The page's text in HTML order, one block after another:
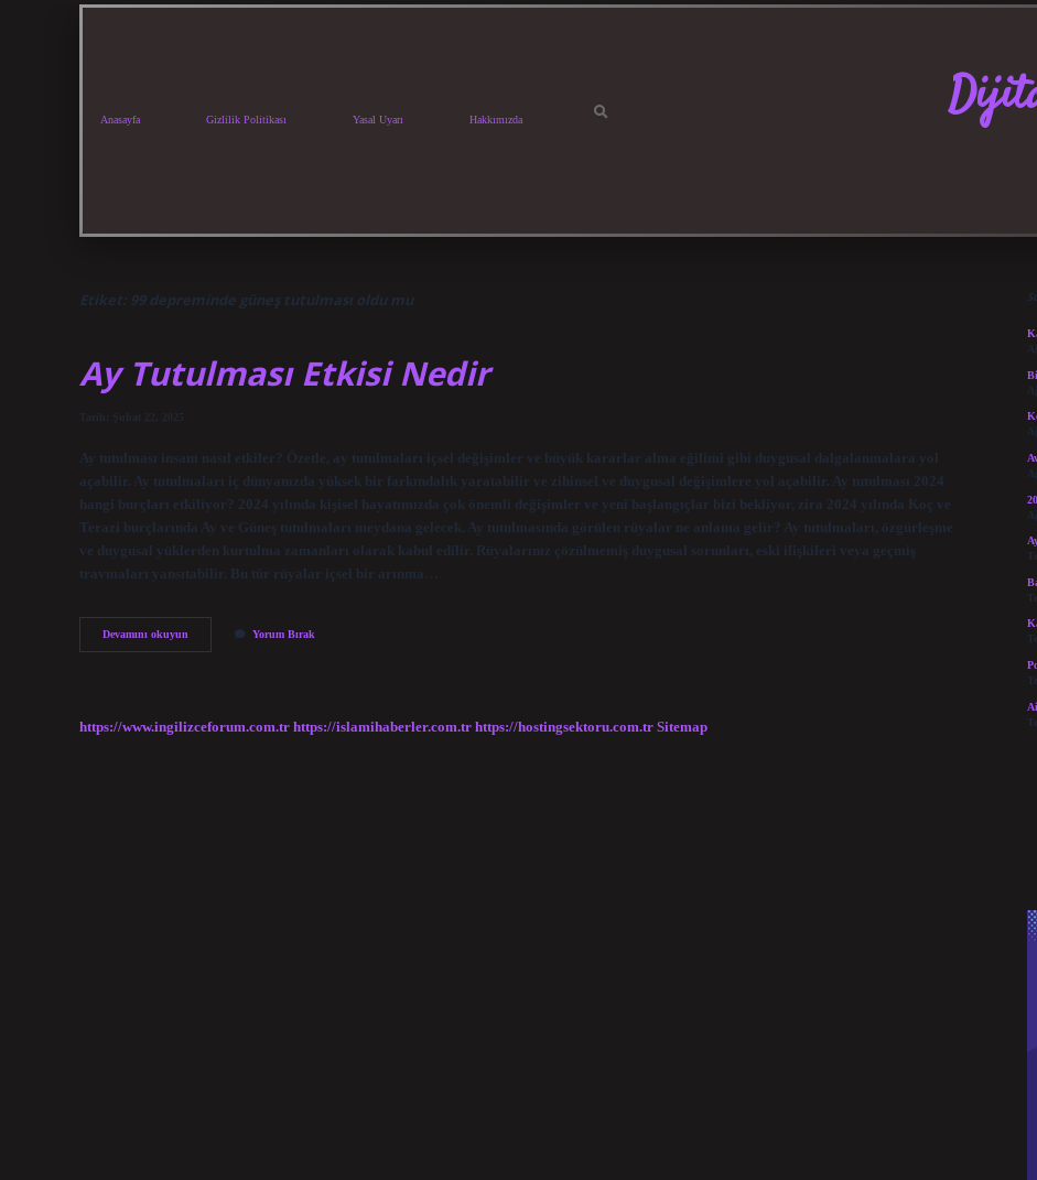
Anasayfa Gizlilik Politikası Yasal Uyarı Hakkımızda
Etiket: 99 depreminde güneş tutulması oldu mu
Ay Tutulması Etkisi Nedir
Tarih: Şubat 22, 2025
Ay tutulması insanı nasıl etkiler? Özetle, ay tutulmaları içsel değişimler ve büyük kararlar alma eğilimi gibi duygusal dalgalanmalara yol
açabilir. Ay tutulmaları iç dünyanızda yüksek bir farkındalık yaratabilir ve zihinsel ve duygusal değişimlere yol açabilir. Ay tutulması 2024
hangi burçları etkiliyor? 2024 yılında kişisel hayatımızda çok önemli değişimler ve yeni başlangıçlar bizi bekliyor, zira 2024 yılında Koç ve
Terazi burçlarında Ay ve Güneş tutulmaları meydana gelecek. Ay tutulmasında görülen rüyalar ne anlama gelir? Ay tutulmaları, özgürleşme
ve duygusal yüklerden kurtulma zamanları olarak kabul edilir. Rüyalarınız çözülmemiş duygusal sorunları, eski ilişkileri veya geçmiş
travmaları yansıtabilir. Bu tür rüyalar içsel bir arınma…
Devamını okuyun
Tutulması
Yorum Bırak
https://www.ingilizceforum.com.tr https://islamihaberler.com.tr https://hostingsektoru.com.tr Sitemap